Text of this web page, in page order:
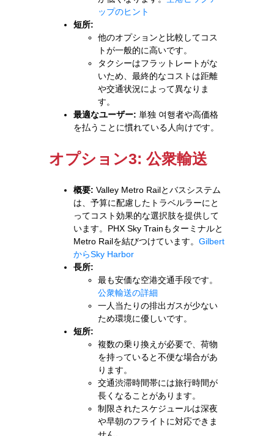
ップのヒント
短所:
他のオプションと比較してコス
トが一般的に高いです。
タクシーはフラットレートがな
いため、最終的なコストは距離
や交通状況によって異なりま
す。
最適なユーザー: 単独 여행者や高価格
を払うことに慣れている人向けです。
オプション3: 公衆輸送
概要: Valley Metro Railとバスシステム
は、予算に配慮したトラベルラーにと
ってコスト効果的な選択肢を提供して
います。PHX Sky Trainもターミナルと
Metro Railを結びつけています。 Gilbert
からSky Harbor
長所:
最も安価な空港交通手段です。
公衆輸送の詳細
一人当たりの排出ガスが少ない
ため環境に優しいです。
短所:
複数の乗り換えが必要で、荷物
を持っていると不便な場合があ
ります。
交通渋滞時間帯には旅行時間が
長くなることがあります。
制限されたスケジュールは深夜
や早朝のフライトに対応できま
せん。